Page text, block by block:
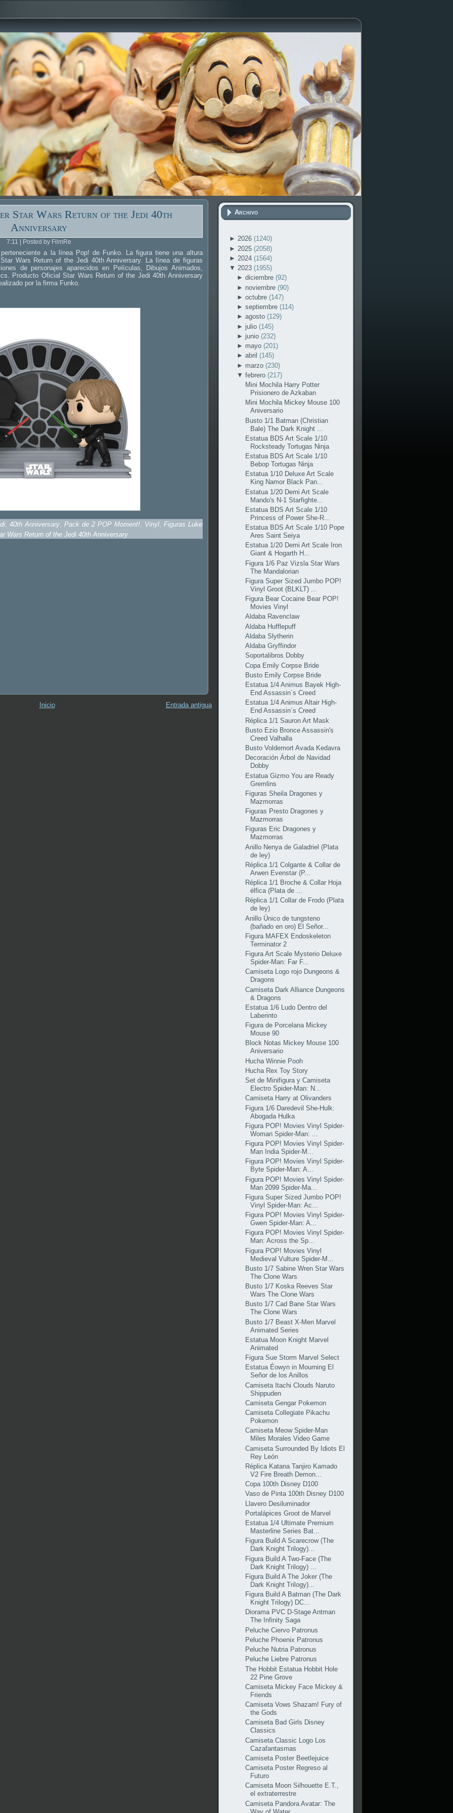
Star Wars Return of the Jedi 40th
Anniversary
7:11 | Posted by FilmRe
a la línea Pop! de Funko. La figura tiene una altura
Wars Return of the Jedi 40th Anniversary. La línea de figuras
de personajes aparecidos en Películas, Dibujos Animados,
Producto Oficial Star Wars Return of the Jedi 40th Anniversary
por la firma Funko.
, 40th Anniversary, Pack de 2 POP Moment!, Vinyl, Figuras Luke
Wars Return of the Jedi 40th Anniversary
Entrada antigua
Inicio
Archivo
► 2026 (1240)
► 2025 (2058)
► 2024 (1564)
▼ 2023 (1955)
►diciembre(92)
► noviembre(90)
►octubre(147)
►septiembre(114)
►agosto(129)
► julio(145)
► junio(232)
► mayo(201)
►abril(145)
► marzo(230)
▼febrero(217)
Mini Mochila Harry Potter
Prisionero de Azkaban
Mini Mochila Mickey Mouse 100
Aniversario
Busto 1/1 Batman (Christian
Bale) The Dark Knight ...
Estatua BDS Art Scale 1/10
Rocksteady Tortugas Ninja
Estatua BDS Art Scale 1/10
Bebop Tortugas Ninja
Estatua 1/10 Deluxe Art Scale
King Namor Black Pan...
Estatua 1/20 Demi Art Scale
Mando's N-1 Starfighte...
Estatua BDS Art Scale 1/10
Princess of Power She-R...
Estatua BDS Art Scale 1/10 Pope
Ares Saint Seiya
Estatua 1/20 Demi Art Scale Iron
Giant & Hogarth H...
Figura 1/6 Paz Vizsla Star Wars
The Mandalorian
Figura Super Sized Jumbo POP!
Vinyl Groot (BLKLT) ...
Figura Bear Cocaine Bear POP!
Movies Vinyl
Aldaba Ravenclaw
Aldaba Hufflepuff
Aldaba Slytherin
Aldaba Gryffindor
Soportalibros Dobby
Copa Emily Corpse Bride
Busto Emily Corpse Bride
Estatua 1/4 Animus Bayek High-
End Assassin´s Creed
Estatua 1/4 Animus Altair High-
End Assassin´s Creed
Réplica 1/1 Sauron Art Mask
Busto Ezio Bronce Assassin's
Creed Valhalla
Busto Voldemort Avada Kedavra
Decoración Árbol de Navidad
Dobby
Estatua Gizmo You are Ready
Gremlins
Figuras Sheila Dragones y
Mazmorras
Figuras Presto Dragones y
Mazmorras
Figuras Eric Dragones y
Mazmorras
Anillo Nenya de Galadriel (Plata
de ley)
Réplica 1/1 Colgante & Collar de
Arwen Evenstar (P...
Réplica 1/1 Broche & Collar Hoja
élfica (Plata de ...
Réplica 1/1 Collar de Frodo (Plata
de ley)
Anillo Único de tungsteno
(bañado en oro) El Señor...
Figura MAFEX Endoskeleton
Terminator 2
Figura Art Scale Mysterio Deluxe
Spider-Man: Far F...
Camiseta Logo rojo Dungeons &
Dragons
Camiseta Dark Alliance Dungeons
& Dragons
Estatua 1/6 Ludo Dentro del
Laberinto
Figura de Porcelana Mickey
Mouse 90
Block Notas Mickey Mouse 100
Aniversario
Hucha Winnie Pooh
Hucha Rex Toy Story
Set de Minifigura y Camiseta
Electro Spider-Man: N...
Camiseta Harry at Olivanders
Figura 1/6 Daredevil She-Hulk:
Abogada Hulka
Figura POP! Movies Vinyl Spider-
Woman Spider-Man: ...
Figura POP! Movies Vinyl Spider-
Man India Spider-M...
Figura POP! Movies Vinyl Spider-
Byte Spider-Man: A...
Figura POP! Movies Vinyl Spider-
Man 2099 Spider-Ma...
Figura Super Sized Jumbo POP!
Vinyl Spider-Man: Ac...
Figura POP! Movies Vinyl Spider-
Gwen Spider-Man: A...
Figura POP! Movies Vinyl Spider-
Man: Across the Sp...
Figura POP! Movies Vinyl
Medieval Vulture Spider-M...
Busto 1/7 Sabine Wren Star Wars
The Clone Wars
Busto 1/7 Koska Reeves Star
Wars The Clone Wars
Busto 1/7 Cad Bane Star Wars
The Clone Wars
Busto 1/7 Beast X-Men Marvel
Animated Series
Estatua Moon Knight Marvel
Animated
Figura Sue Storm Marvel Select
Estatua Éowyn in Mourning El
Señor de los Anillos
Camiseta Itachi Clouds Naruto
Shippuden
Camiseta Gengar Pokemon
Camiseta Collegiate Pikachu
Pokemon
Camiseta Meow Spider-Man
Miles Morales Video Game
Camiseta Surrounded By Idiots El
Rey León
Réplica Katana Tanjiro Kamado
V2 Fire Breath Demon...
Copa 100th Disney D100
Vaso de Pinta 100th Disney D100
Llavero Desiluminador
Portalápices Groot de Marvel
Estatua 1/4 Ultimate Premium
Masterline Series Bat...
Figura Build A Scarecrow (The
Dark Knight Trilogy)...
Figura Build A Two-Face (The
Dark Knight Trilogy) ...
Figura Build A The Joker (The
Dark Knight Trilogy)...
Figura Build A Batman (The Dark
Knight Trilogy) DC...
Diorama PVC D-Stage Antman
The Infinity Saga
Peluche Ciervo Patronus
Peluche Phoenix Patronus
Peluche Nutria Patronus
Peluche Liebre Patronus
The Hobbit Estatua Hobbit Hole
22 Pine Grove
Camiseta Mickey Face Mickey &
Friends
Camiseta Vows Shazam! Fury of
the Gods
Camiseta Bad Girls Disney
Classics
Camiseta Classic Logo Los
Cazafantasmas
Camiseta Poster Beetlejuice
Camiseta Poster Regreso al
Futuro
Camiseta Moon Silhouette E.T.,
el extraterrestre
Camiseta Pandora Avatar: The
Way of Water